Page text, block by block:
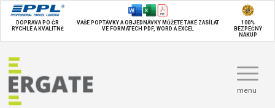
DOPRAVA PO ČR
RYCHLE A KVALITNĚ
VAŠE POPTÁVKY A OBJEDNÁVKY MŮŽETE TAKÉ ZASÍLAT
VE FORMÁTECH PDF, WORD A EXCEL
100%
BEZPEČNÝ
NÁKUP
menu